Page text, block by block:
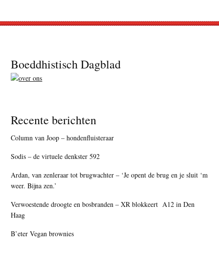
Footer
Boeddhistisch Dagblad
Recente berichten
Column van Joop – hondenfluisteraar
Sodis – de virtuele denkster 592
Ardan, van zenleraar tot brugwachter – ‘Je opent de brug en je sluit ‘m
weer. Bijna zen.’
Verwoestende droogte en bosbranden – XR blokkeert A12 in Den
Haag
B’eter Vegan brownies